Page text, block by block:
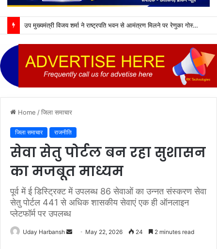
उप मुख्यमंत्री विजय शर्मा ने राष्ट्रपति भवन से आमंत्रण मिलने पर रेणुका गोस्वामी को दी बधाई
Home /जिला समाचार
जिला समाचार राजनीति
सेवा सेतु पोर्टल बन रहा सुशासन
का मजबूत माध्यम
पूर्व में ई डिस्ट्रिक्ट में उपलब्ध 86 सेवाओं का उन्नत संस्करण सेवा
सेतु पोर्टल 441 से अधिक शासकीय सेवाएं एक ही ऑनलाइन
प्लेटफॉर्म पर उपलब्ध
Uday Harbansh
Send May 22, 2026 24 2 minutes read